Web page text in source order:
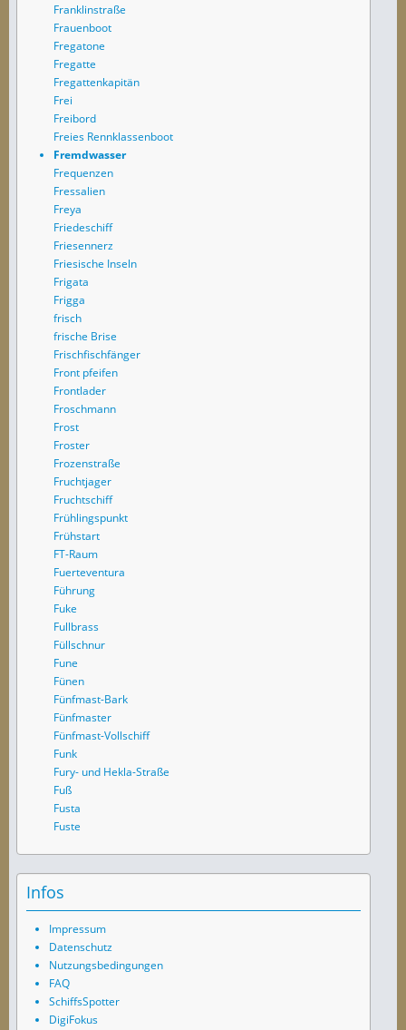
Franklinstraße
Frauenboot
Fregatone
Fregatte
Fregattenkapitän
Frei
Freibord
Freies Rennklassenboot
Fremdwasser
Frequenzen
Fressalien
Freya
Friedeschiff
Friesennerz
Friesische Inseln
Frigata
Frigga
frisch
frische Brise
Frischfischfänger
Front pfeifen
Frontlader
Froschmann
Frost
Froster
Frozenstraße
Fruchtjager
Fruchtschiff
Frühlingspunkt
Frühstart
FT-Raum
Fuerteventura
Führung
Fuke
Fullbrass
Füllschnur
Fune
Fünen
Fünfmast-Bark
Fünfmaster
Fünfmast-Vollschiff
Funk
Fury- und Hekla-Straße
Fuß
Fusta
Fuste
Infos
Impressum
Datenschutz
Nutzungsbedingungen
FAQ
SchiffsSpotter
DigiFokus